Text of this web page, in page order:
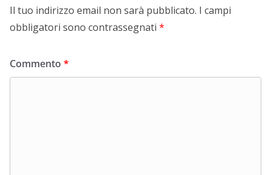
Il tuo indirizzo email non sarà pubblicato. I campi
obbligatori sono contrassegnati *
Commento *